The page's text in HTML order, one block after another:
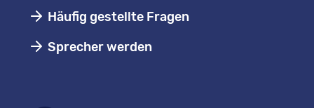
Häufig gestellte Fragen
Sprecher werden